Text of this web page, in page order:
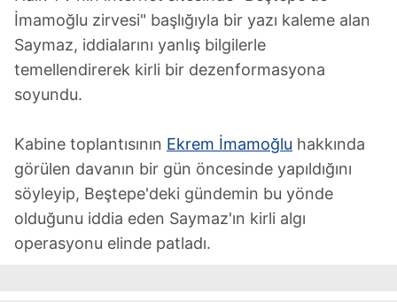
İmamoğlu zirvesi" başlığıyla bir yazı kaleme alan
Saymaz, iddialarını yanlış bilgilerle
temellendirerek kirli bir dezenformasyona
soyundu.
Kabine toplantısının Ekrem İmamoğlu hakkında
görülen davanın bir gün öncesinde yapıldığını
söyleyip, Beştepe'deki gündemin bu yönde
olduğunu iddia eden Saymaz'ın kirli algı
operasyonu elinde patladı.